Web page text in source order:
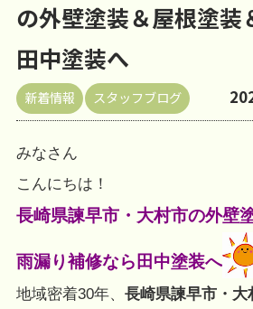
の外壁塗装＆屋根塗装
田中塗装へ
新着情報 スタッフブログ
みなさん
こんにちは！
長崎県諫早市・大村市の外壁
雨漏り補修なら田中塗装へ
地域密着30年、 長崎県諫早市・